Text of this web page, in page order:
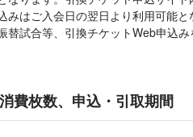
みはご入会日の翌日より利用可能と
替試合等、引換チケットWeb申込
費枚数、申込・引取期間